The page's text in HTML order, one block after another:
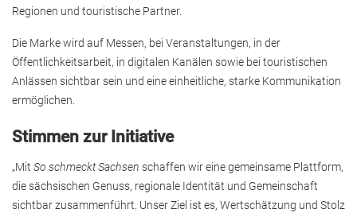
Regionen und touristische Partner.
Die Marke wird auf Messen, bei Veranstaltungen, in der
Öffentlichkeitsarbeit, in digitalen Kanälen sowie bei touristischen
Anlässen sichtbar sein und eine einheitliche, starke Kommunikation
ermöglichen.
Stimmen zur Initiative
„Mit So schmeckt Sachsen schaffen wir eine gemeinsame Plattform,
die sächsischen Genuss, regionale Identität und Gemeinschaft
sichtbar zusammenführt. Unser Ziel ist es, Wertschätzung und Stolz